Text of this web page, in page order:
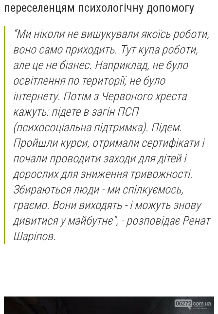
переселенцям психологічну допомогу
“Ми ніколи не вишукували якоїсь роботи,
воно само приходить. Тут купа роботи,
але це не бізнес. Наприклад, не було
освітлення по території, не було
інтернету. Потім з Червоного хреста
кажуть: підете в загін ПСП
(психосоціальна підтримка). Підем.
Пройшли курси, отримали сертифікати і
почали проводити заходи для дітей і
дорослих для зниження тривожності.
Збираються люди - ми спілкуємось,
граємо. Вони виходять - і можуть знову
дивитися у майбутнє”, - розповідає Ренат
Шаріпов.